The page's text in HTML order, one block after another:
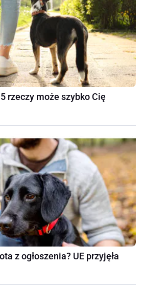
rzeczy może szybko Cię
z ogłoszenia? UE przyjęła